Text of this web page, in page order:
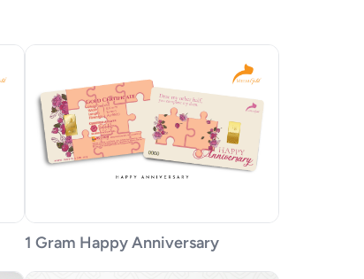
1 Gram Happy Anniversary